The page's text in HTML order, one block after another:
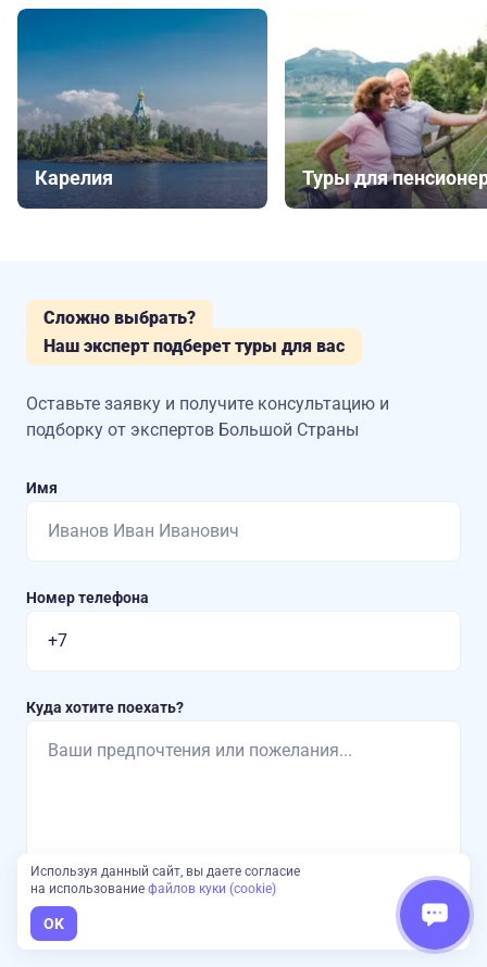
Карелия Туры для
Сложно выбрать?
Наш эксперт подберет туры для вас
Оставьте заявку и получите консультацию и
подборку от экспертов Большой Страны
Имя
Номер телефона
Куда хотите поехать?
Используя данный сайт, вы даете согласие
на использование файлов куки (cookie)
OK